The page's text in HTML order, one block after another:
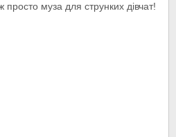
просто муза для струнких дівчат!